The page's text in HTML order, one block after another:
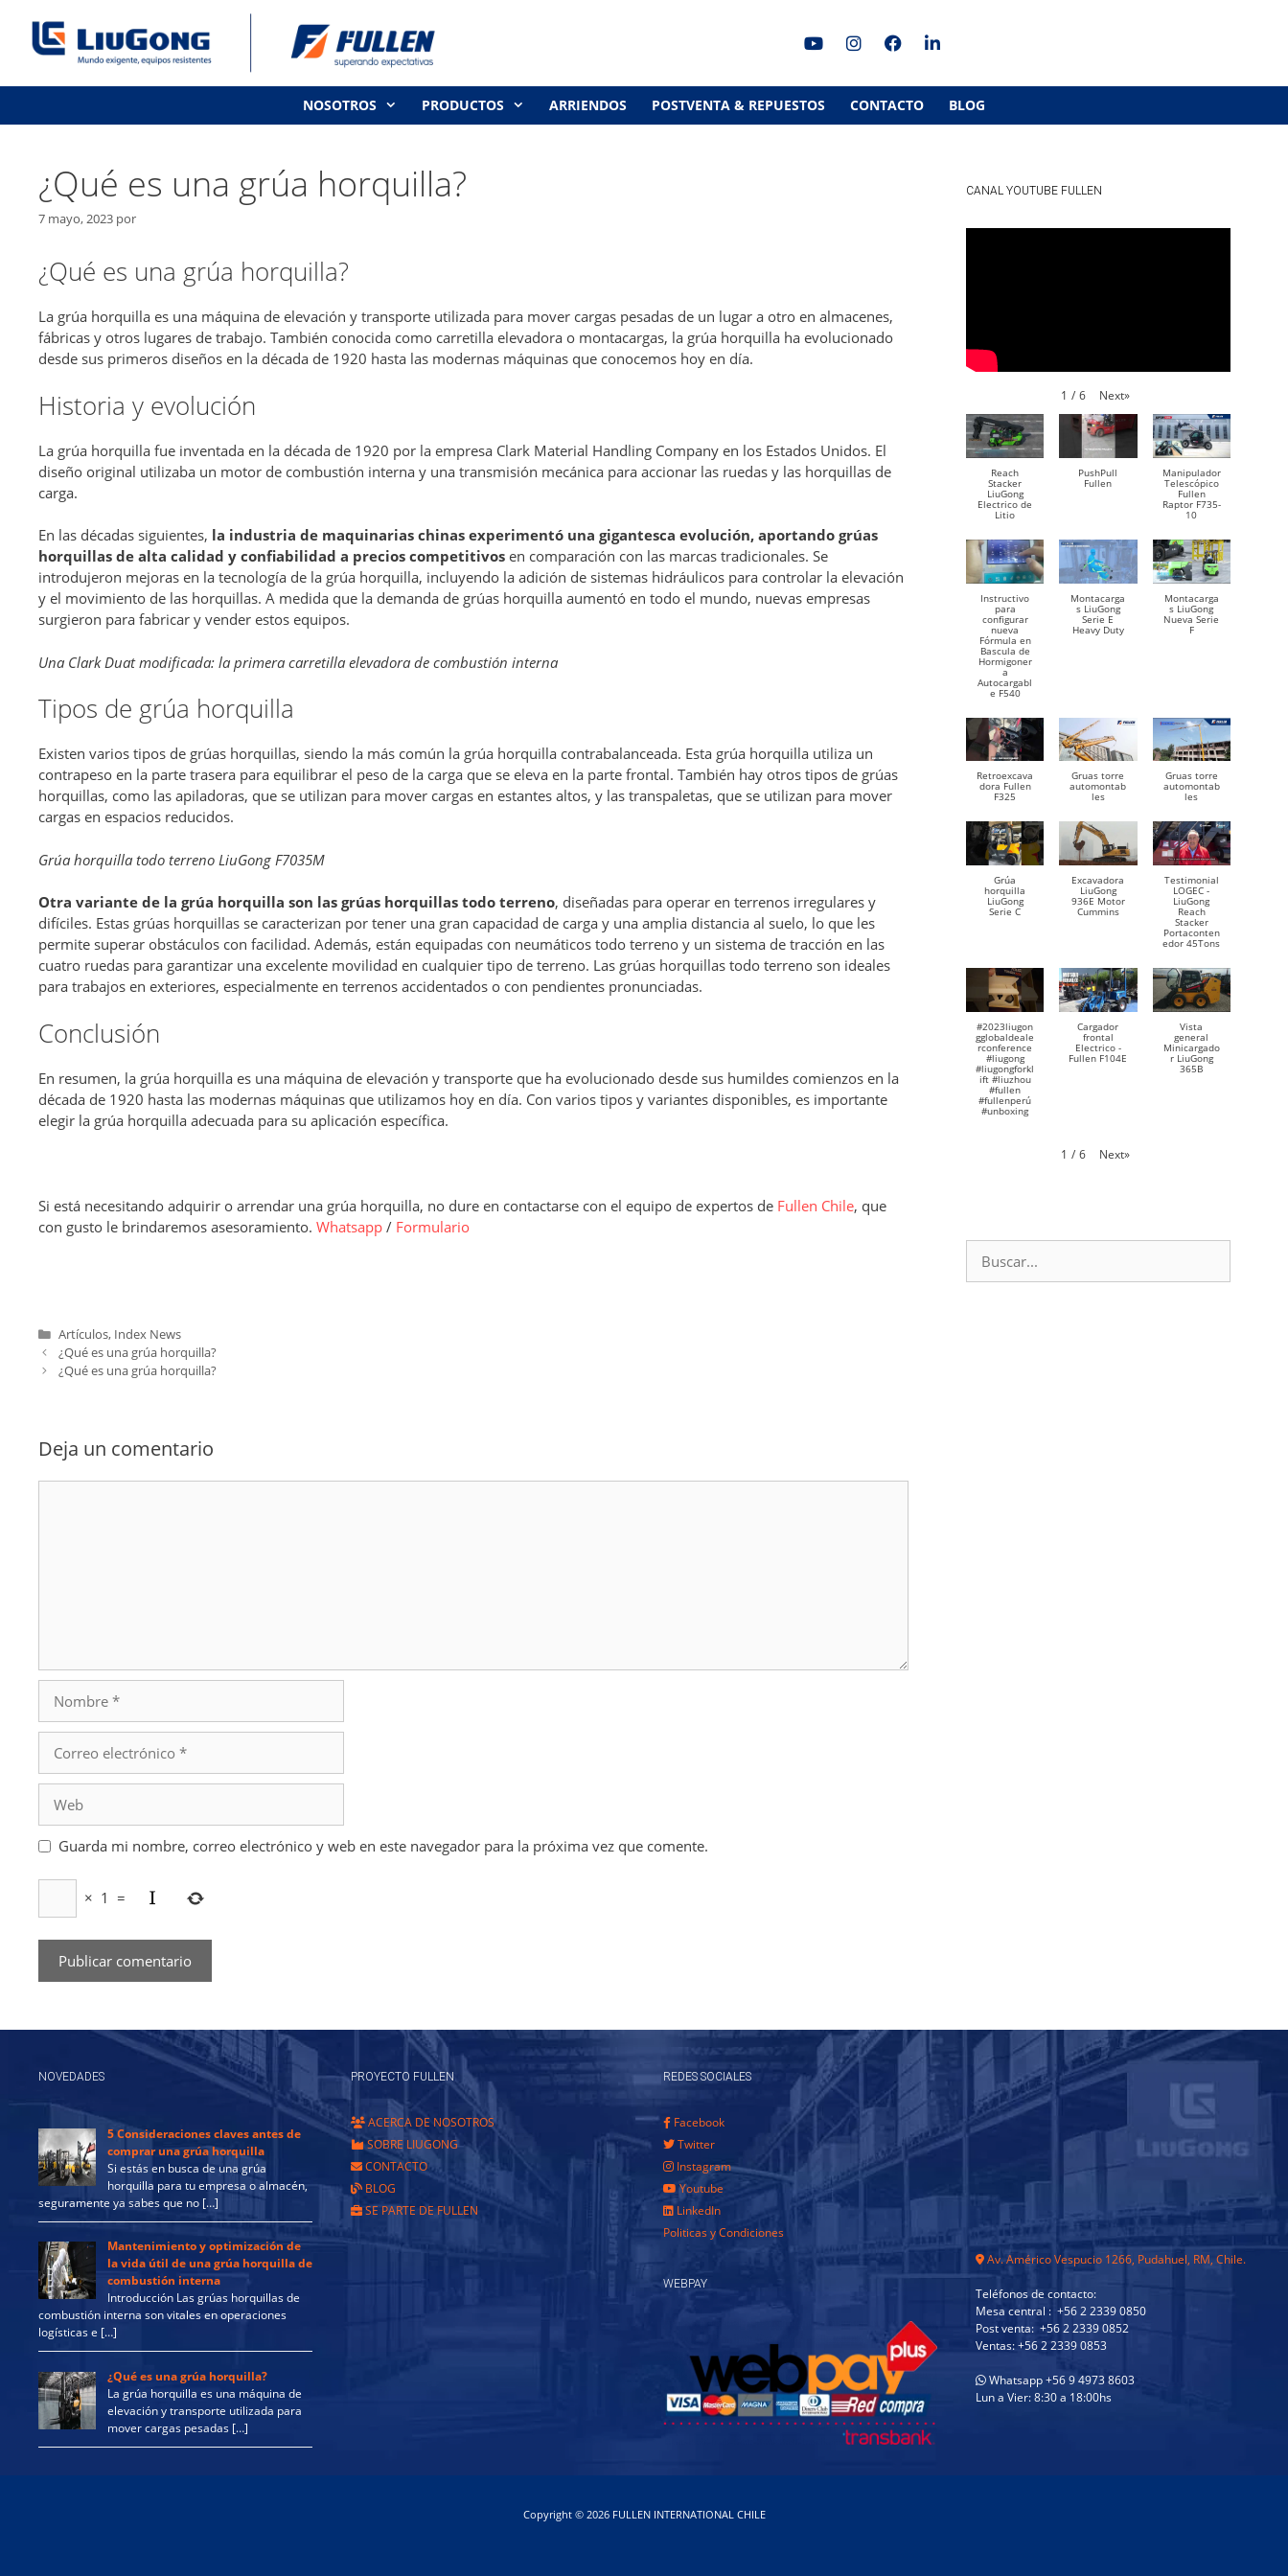
contenido
NOSOTROS PRODUCTOS ARRIENDOS POSTVENTA & REPUESTOS CONTACTO BLOG
¿Qué es una grúa horquilla?
7 mayo, 2023 por
¿Qué es una grúa horquilla?
La grúa horquilla es una máquina de elevación y transporte utilizada para mover cargas pesadas de un lugar a otro en almacenes,
fábricas y otros lugares de trabajo. También conocida como carretilla elevadora o montacargas, la grúa horquilla ha evolucionado
desde sus primeros diseños en la década de 1920 hasta las modernas máquinas que conocemos hoy en día.
Historia y evolución
La grúa horquilla fue inventada en la década de 1920 por la empresa Clark Material Handling Company en los Estados Unidos. El
diseño original utilizaba un motor de combustión interna y una transmisión mecánica para accionar las ruedas y las horquillas de
carga.
En las décadas siguientes, la industria de maquinarias chinas experimentó una gigantesca evolución, aportando grúas
horquillas de alta calidad y confiabilidad a precios competitivos en comparación con las marcas tradicionales. Se
introdujeron mejoras en la tecnología de la grúa horquilla, incluyendo la adición de sistemas hidráulicos para controlar la elevación
y el movimiento de las horquillas. A medida que la demanda de grúas horquilla aumentó en todo el mundo, nuevas empresas
surgieron para fabricar y vender estos equipos.
Una Clark Duat modificada: la primera carretilla elevadora de combustión interna
Tipos de grúa horquilla
Existen varios tipos de grúas horquillas, siendo la más común la grúa horquilla contrabalanceada. Esta grúa horquilla utiliza un
contrapeso en la parte trasera para equilibrar el peso de la carga que se eleva en la parte frontal. También hay otros tipos de grúas
horquillas, como las apiladoras, que se utilizan para mover cargas en estantes altos, y las transpaletas, que se utilizan para mover
cargas en espacios reducidos.
Grúa horquilla todo terreno LiuGong F7035M
Otra variante de la grúa horquilla son las grúas horquillas todo terreno, diseñadas para operar en terrenos irregulares y
difíciles. Estas grúas horquillas se caracterizan por tener una gran capacidad de carga y una amplia distancia al suelo, lo que les
permite superar obstáculos con facilidad. Además, están equipadas con neumáticos todo terreno y un sistema de tracción en las
cuatro ruedas para garantizar una excelente movilidad en cualquier tipo de terreno. Las grúas horquillas todo terreno son ideales
para trabajos en exteriores, especialmente en terrenos accidentados o con pendientes pronunciadas.
Conclusión
En resumen, la grúa horquilla es una máquina de elevación y transporte que ha evolucionado desde sus humildes comienzos en la
década de 1920 hasta las modernas máquinas que utilizamos hoy en día. Con varios tipos y variantes disponibles, es importante
elegir la grúa horquilla adecuada para su aplicación específica.
Si está necesitando adquirir o arrendar una grúa horquilla, no dure en contactarse con el equipo de expertos de Fullen Chile, que
con gusto le brindaremos asesoramiento. Whatsapp / Formulario
Categorías
Artículos, Index News
¿Qué es una grúa horquilla?
¿Qué es una grúa horquilla?
Deja un comentario
electrónico
Guarda mi nombre, correo electrónico y web en este navegador para la próxima vez que comente.
× 1 =
CANAL YOUTUBE FULLEN
1 / 6 Next»
Reach
Stacker
LiuGong
Electrico de
Litio
PushPull
Fullen
Manipulador
Telescópico
Fullen
Raptor F735-
10
Instructivo
para
configurar
nueva
Fórmula en
Bascula de
Hormigoner
a
Autocargabl
e F540
Montacarga
s LiuGong
Serie E
Heavy Duty
Montacarga
s LiuGong
Nueva Serie
F
Retroexcava
dora Fullen
F325
Gruas torre
automontab
les
Gruas torre
automontab
les
Grúa
horquilla
LiuGong
Serie C
Excavadora
LiuGong
936E Motor
Cummins
Testimonial
LOGEC -
LiuGong
Reach
Stacker
Portaconten
edor 45Tons
#2023liugon
gglobaldeale
rconference
#liugong
#liugongforkl
ift #liuzhou
#fullen
#fullenperú
#unboxing
Cargador
frontal
Electrico -
Fullen F104E
Vista
general
Minicargado
r LiuGong
365B
1 / 6 Next»
NOVEDADES
5 Consideraciones claves antes de
comprar una grúa horquilla
Si estás en busca de una grúa
horquilla para tu empresa o almacén,
seguramente ya sabes que no […]
Mantenimiento y optimización de
la vida útil de una grúa horquilla de
combustión interna
Introducción Las grúas horquillas de
combustión interna son vitales en operaciones
logísticas e […]
¿Qué es una grúa horquilla?
La grúa horquilla es una máquina de
elevación y transporte utilizada para
mover cargas pesadas […]
PROYECTO FULLEN
ACERCA DE NOSOTROS
SOBRE LIUGONG
CONTACTO
BLOG
SE PARTE DE FULLEN
REDES SOCIALES
Facebook
Twitter
Instagram
Youtube
LinkedIn
Politicas y Condiciones
WEBPAY
Av. Américo Vespucio 1266, Pudahuel, RM, Chile.
Teléfonos de contacto:
Mesa central : +56 2 2339 0850
Post venta: +56 2 2339 0852
Ventas: +56 2 2339 0853
Whatsapp +56 9 4973 8603
Lun a Vier: 8:30 a 18:00hs
Copyright © 2026 FULLEN INTERNATIONAL CHILE